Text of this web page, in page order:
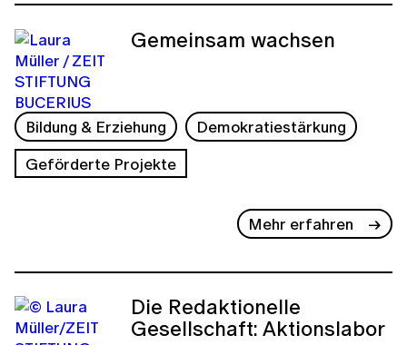
Gemeinsam wachsen
Bildung & Erziehung
Demokratiestärkung
Geförderte Projekte
Mehr erfahren
Die Redaktionelle
Gesellschaft: Aktionslabor